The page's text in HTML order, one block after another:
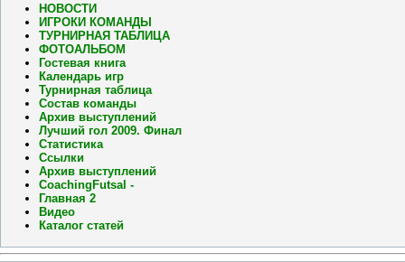
НОВОСТИ
ИГРОКИ КОМАНДЫ
ТУРНИРНАЯ ТАБЛИЦА
ФОТОАЛЬБОМ
Гостевая книга
Календарь игр
Турнирная таблица
Состав команды
Архив выступлений
Лучший гол 2009. Финал
Статистика
Ссылки
Архив выступлений
CoachingFutsal -
Главная 2
Видео
Каталог статей